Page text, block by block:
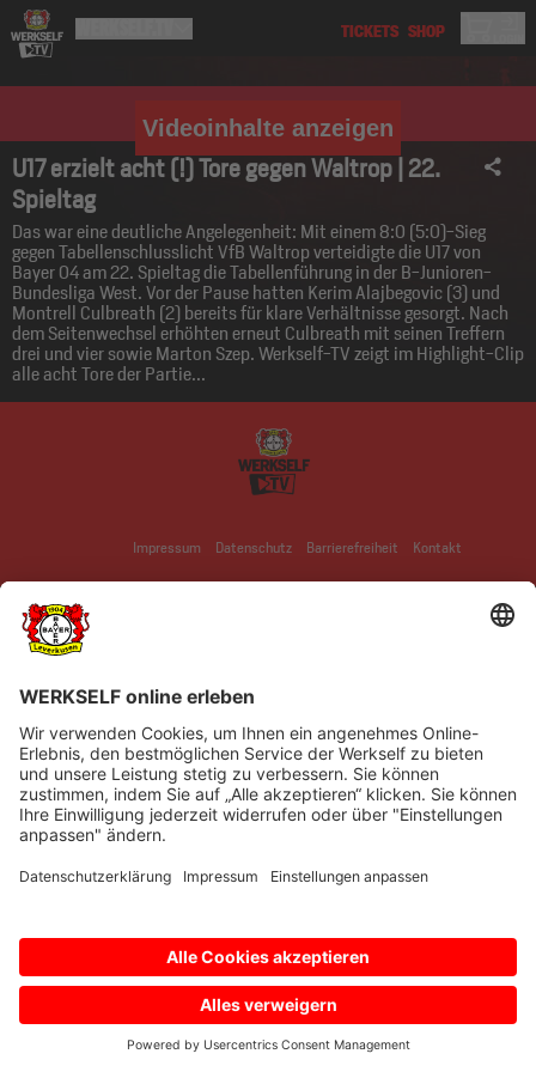
Videoinhalte anzeigen
U17 erzielt acht (!) Tore gegen Waltrop | 22.
Spieltag
Das war eine deutliche Angelegenheit: Mit einem 8:0 (5:0)-Sieg
gegen Tabellenschlusslicht VfB Waltrop verteidigte die U17 von
Bayer 04 am 22. Spieltag die Tabellenführung in der B-Junioren-
Bundesliga West. Vor der Pause hatten Kerim Alajbegovic (3) und
Montrell Culbreath (2) bereits für klare Verhältnisse gesorgt. Nach
dem Seitenwechsel erhöhten erneut Culbreath mit seinen Treffern
drei und vier sowie Marton Szep. Werkself-TV zeigt im Highlight-Clip
alle acht Tore der Partie...
Impressum Datenschutz Barrierefreiheit Kontakt